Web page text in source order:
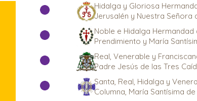
Hidalga y Gloriosa
Jerusalén y Nuestra Señora
Noble e Hidalga
Prendimiento y María
Real, Venerable y
Padre Jesús de las Tres
Santa, Real, Hidalga y
Columna, María Santísima